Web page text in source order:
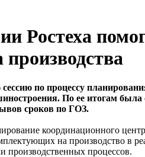
Ростеха
по процессу
По ее итогам
сроков по ГОЗ.
координационного
на производство в
производственных процессов.